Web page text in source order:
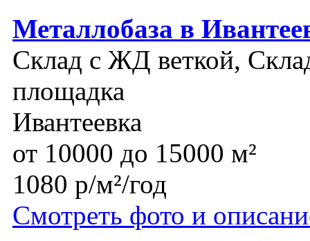
Металлобаза в
Склад с ЖД веткой,
площадка
Ивантеевка
от 10000 до 15000 м²
1080 р/м²/год
Смотреть фото и